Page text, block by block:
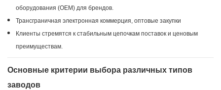
оборудования (OEM) для брендов.
Трансграничная электронная коммерция, оптовые закупки
Клиенты стремятся к стабильным цепочкам поставок и ценовым
преимуществам.
Основные критерии выбора различных типов
заводов